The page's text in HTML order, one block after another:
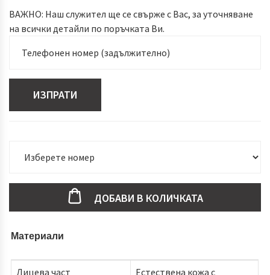
ВАЖНО: Наш служител ще се свърже с Вас, за уточняване
на всички детайли по поръчката Ви.
ИЗПРАТИ
ДОБАВИ В КОЛИЧКАТА
Материали
Лицева част Естествена кожа с